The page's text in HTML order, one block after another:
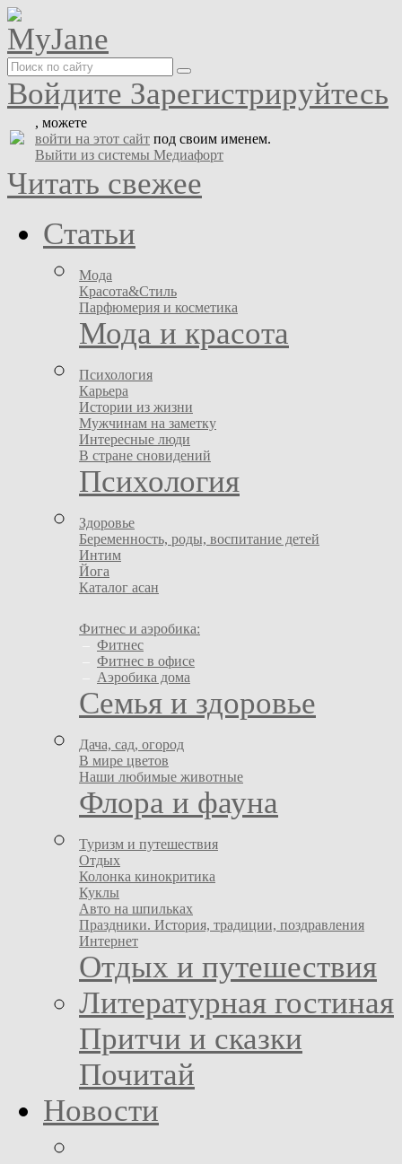
Войдите Зарегистрируйтесь
, можете
войти на этот сайт под своим именем.
Выйти из системы Медиафорт
Читать свежее
Статьи
Мода
Красота&Стиль
Парфюмерия и косметика
Мода и красота
Психология
Карьера
Истории из жизни
Мужчинам на заметку
Интересные люди
В стране сновидений
Психология
Здоровье
Беременность, роды, воспитание детей
Интим
Йога
Каталог асан
Фитнес и аэробика:
Фитнес
Фитнес в офисе
Аэробика дома
Семья и здоровье
Дача, сад, огород
В мире цветов
Наши любимые животные
Флора и фауна
Туризм и путешествия
Отдых
Колонка кинокритика
Куклы
Авто на шпильках
Праздники. История, традиции, поздравления
Интернет
Отдых и путешествия
Литературная гостиная
Притчи и сказки
Почитай
Новости